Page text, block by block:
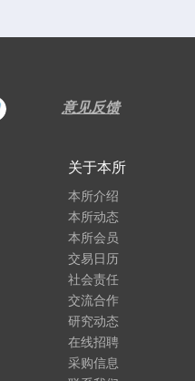
意见反馈
关于本所
本所介绍
本所动态
本所会员
交易日历
社会责任
交流合作
研究动态
在线招聘
采购信息